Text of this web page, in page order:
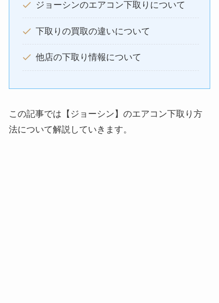
ジョーシンのエアコン下取りについて
下取りの買取の違いについて
他店の下取り情報について
この記事では【ジョーシン】のエアコン下取り方
法について解説していきます。